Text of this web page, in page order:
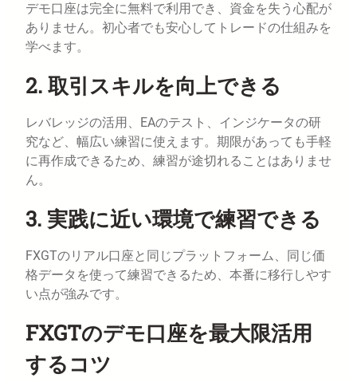
デモ口座は完全に無料で利用でき、資金を失う心配が
ありません。初心者でも安心してトレードの仕組みを
学べます。
2. 取引スキルを向上できる
レバレッジの活用、EAのテスト、インジケータの研
究など、幅広い練習に使えます。期限があっても手軽
に再作成できるため、練習が途切れることはありませ
ん。
3. 実践に近い環境で練習できる
FXGTのリアル口座と同じプラットフォーム、同じ価
格データを使って練習できるため、本番に移行しやす
い点が強みです。
FXGTのデモ口座を最大限活用
するコツ